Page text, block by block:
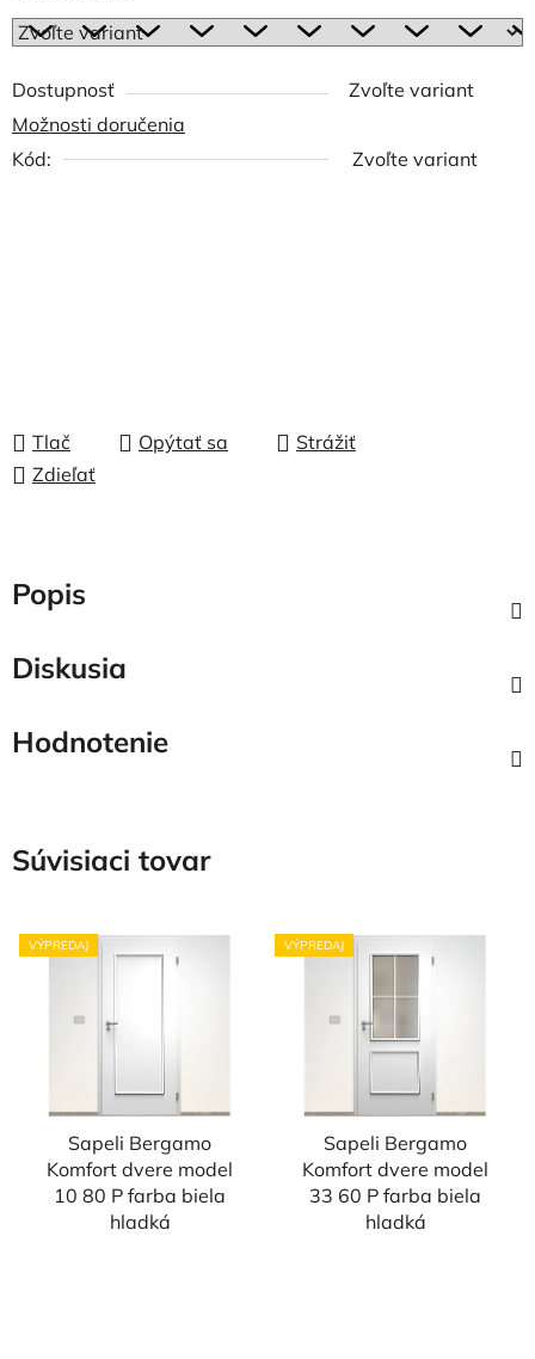
Dostupnosť
Zvoľte variant
Možnosti doručenia
Kód:
Zvoľte variant
Tlač Opýtať sa
Strážiť
Zdieľať
Popis
Diskusia
Hodnotenie
Súvisiaci tovar
VÝPREDAJ
Sapeli Bergamo
Komfort dvere model
10 80 P farba biela
hladká
VÝPREDAJ
Sapeli Bergamo
Komfort dvere model
33 60 P farba biela
hladká